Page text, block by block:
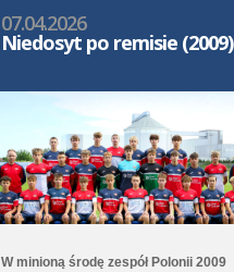
07.04.2026
Niedosyt po remisie (2009)
W minioną środę zespół Polonii 2009